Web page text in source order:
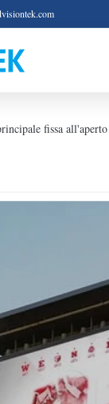
fissa all'aperto